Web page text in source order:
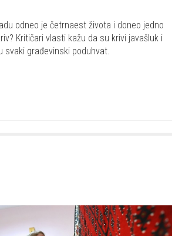
odneo je četrnaest života i doneo jedno
Kritičari vlasti kažu da su krivi javašluk i
svaki građevinski poduhvat.